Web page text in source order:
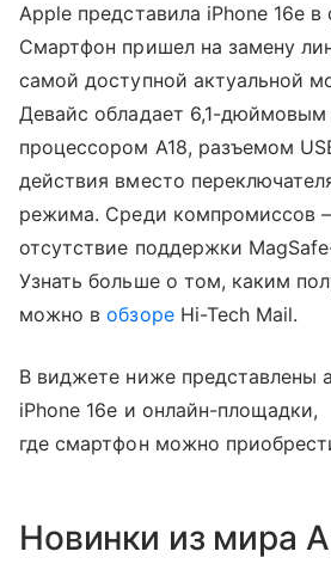
Apple представила iPhone 16e
Смартфон пришел на замену
самой доступной актуальной
Девайс обладает 6,1-
процессором A18, разъемом
действия вместо
режима. Среди компромиссов
отсутствие поддержки
Узнать больше о том, каким
можно вобзореHi-Tech Mail.
В виджете ниже представлены
iPhone 16e и онлайн-площадки,
где смартфон можно
Новинки из мира